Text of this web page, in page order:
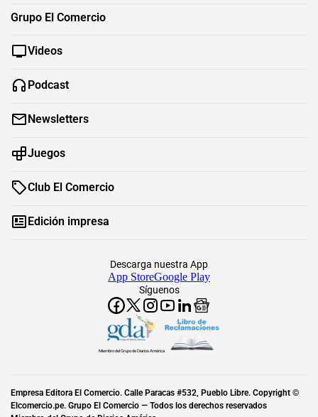
Grupo El Comercio
Videos
Podcast
Newsletters
Juegos
Club El Comercio
Edición impresa
Síguenos
Descarga nuestra App
App StoreGoogle Play
Miembro del Grupo de Diarios América
Empresa Editora El Comercio. Calle Paracas #532, Pueblo Libre. Copyright ©
Elcomercio.pe. Grupo El Comercio — Todos los derechos reservados